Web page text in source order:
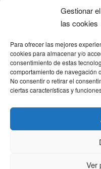
Gestionar
las cookies
Para ofrecer las mejores
cookies para almacenar y/o
consentimiento de estas
comportamiento de navegación
No consentir o retirar el
ciertas características y
Ver
datos debian
Formación
proyecto PS4 python
raspbian review
tecnológica
transmissiontutorial